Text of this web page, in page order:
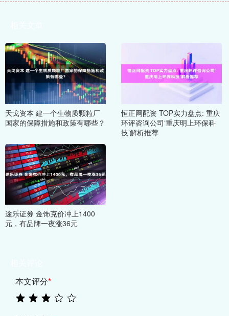
天戈资本 建一个生物质颗粒厂
国家的保障措施和政策有哪些？
恒正网配资 TOP实力盘点: 重庆
环评咨询公司‘重庆明上环保科
技’解析推荐
途乐证券 金饰克价冲上1400
元，有品牌一夜涨36元
本文评分*